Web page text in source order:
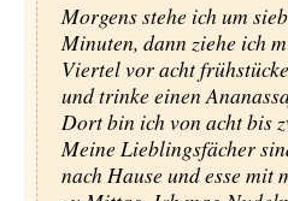
Morgens stehe ich um
Minuten, dann ziehe ich
Viertel vor acht
und trinke einen
Dort bin ich von acht bis
Meine Lieblingsfächer
nach Hause und esse mit